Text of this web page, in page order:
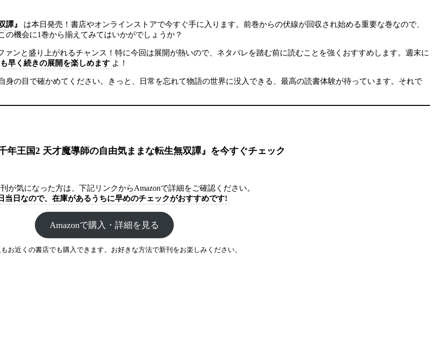
譚』
は本日発売！書店やオンラインストアで今すぐ手に入ります。前巻からの伏線が回収され始める重要な巻なので、
機会に1巻から揃えてみてはいかがでしょうか？
ンと盛り上がれるチャンス！特に今回は展開が熱いので、ネタバレを踏む前に読むことを強くおすすめします。週末に
早く続きの展開を楽しめます よ！
の目で確かめてください。きっと、日常を忘れて物語の世界に没入できる、最高の読書体験が待っています。それで
年王国2 天才魔導師の自由気ままな転生無双譚』を今すぐチェック
が気になった方は、下記リンクからAmazonで詳細をご確認ください。
当日なので、在庫があるうちに早めのチェックがおすすめです!
Amazonで購入・詳細を見る
お近くの書店でも購入できます。お好きな方法で新刊をお楽しみください。